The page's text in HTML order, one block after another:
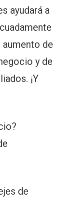
ayudará a
aumento de
y de
¡Y
de